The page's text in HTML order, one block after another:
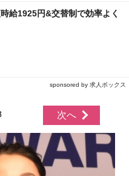
給1925円&交替制で効率よく
sponsored by 求人ボックス
次へ